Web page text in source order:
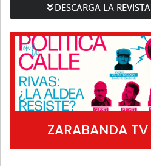
DESCARGA LA REVISTA
ZARABANDA TV